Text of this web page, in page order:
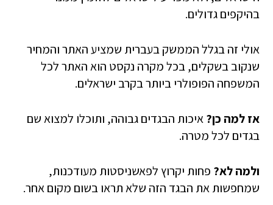
בהיקפים גדולים.
אולי זה בגלל הממשק בעברית שמציע האתר והמחיר
שנקוב בשקלים, בכל מקרה נקסט הוא האתר לכל
המשפחה הפופולרי ביותר בקרב ישראלים.
אז למה כן?איכות הבגדים גבוהה, ותוכלו למצוא שם
בגדים לכל מטרה.
ולמה לא? פחות יקרוץ לפאשניסטות מעודכנות,
שמחפשות את הבגד הזה שלא תראו בשום מקום אחר.